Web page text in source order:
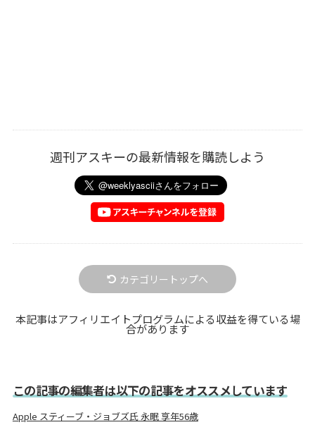
週刊アスキーの最新情報を購読しよう
カテゴリートップへ
本記事はアフィリエイトプログラムによる収益を得ている場
合があります
この記事の編集者は以下の記事をオススメしています
Apple スティーブ・ジョブズ氏 永眠 享年56歳